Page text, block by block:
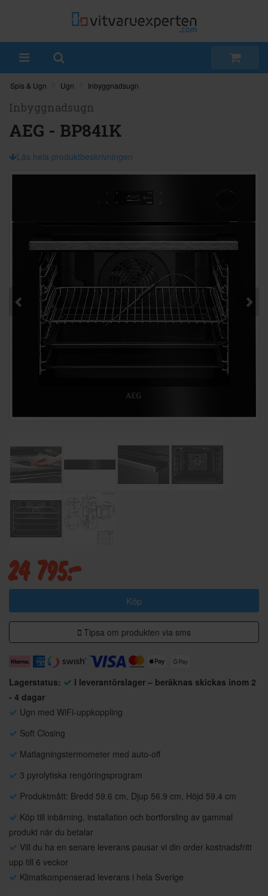
Spis & Ugn Ugn Inbyggnadsugn
Inbyggnadsugn
AEG - BP841K
Läs hela produktbeskrivningen
24 795:-
Köp
Tipsa om produkten via sms
Lagerstatus:
I leverantörslager – beräknas skickas inom 2
- 4 dagar
Ugn med WiFi-uppkoppling
Soft Closing
Matlagningstermometer med auto-off
3 pyrolytiska rengöringsprogram
Produktmått: Bredd 59.6 cm, Djup 56.9 cm, Höjd 59.4 cm
Köp till inbärning, installation och bortforsling av gammal
produkt när du betalar
Vill du ha en senare leverans pausar vi din order kostnadsfritt
upp till 6 veckor
Klimatkompenserad leverans i hela Sverige